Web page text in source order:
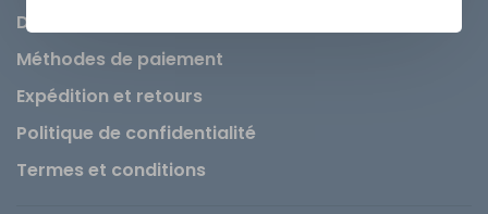
Demande de service
Méthodes de paiement
Expédition et retours
Politique de confidentialité
Termes et conditions